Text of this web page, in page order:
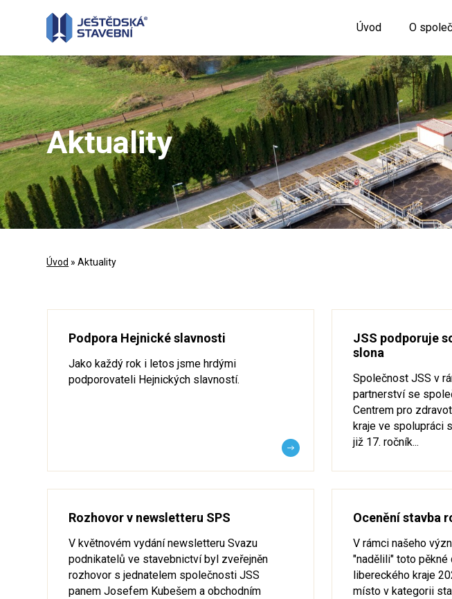
Úvod O
Aktuality
Úvod » Aktuality
Podpora Hejnické slavnosti
Jako každý rok i letos jsme hrdými
podporovateli Hejnických slavností.
JSS podporuje
slona
Společnost JSS v
partnerství se
Centrem pro
kraje ve spolupráci
již 17. ročník...
Rozhovor v newsletteru SPS
V květnovém vydání newsletteru Svazu
podnikatelů ve stavebnictví byl zveřejněn
rozhovor s jednatelem společnosti JSS
panem Josefem Kubešem a obchodním
Ocenění stavba
V rámci našeho
"nadělili" toto pěkné
libereckého kraje
místo v kategorii